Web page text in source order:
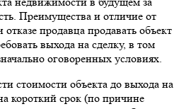
Преимущества и отличие от
отказе продавца продавать объект
выхода на сделку, в том
оговоренных условиях.
стоимости объекта до выхода на
короткий срок (по причине